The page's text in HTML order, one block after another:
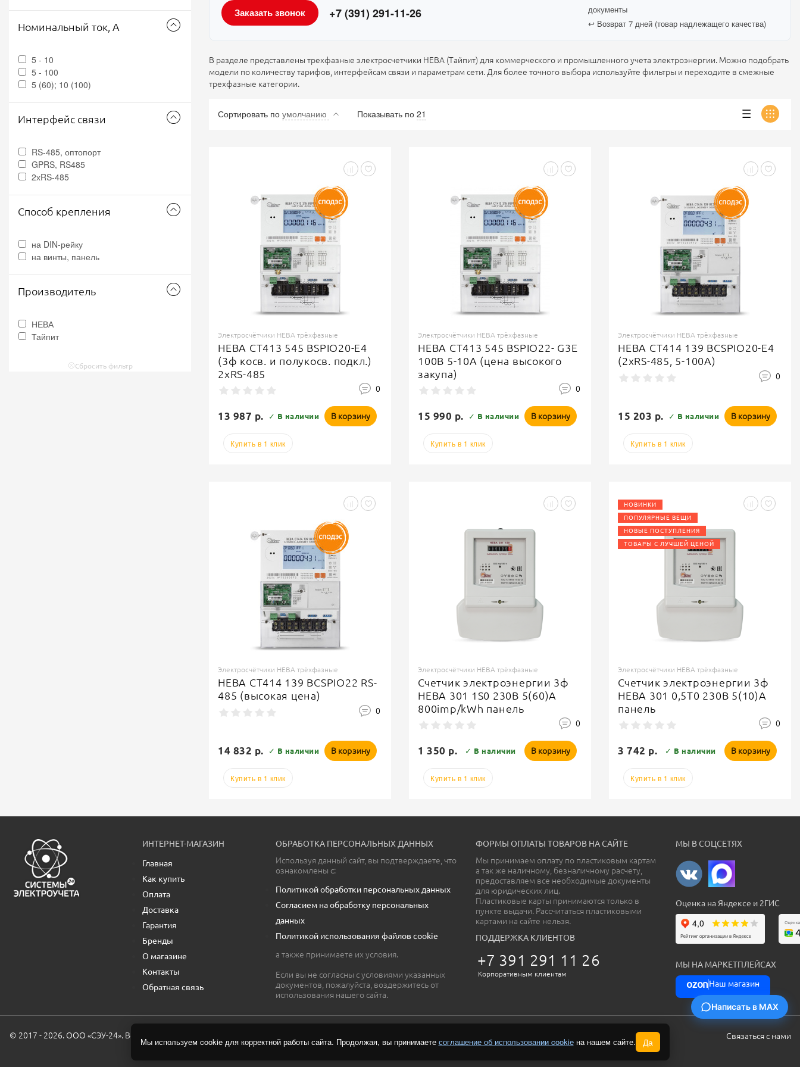
Номинальный ток, А
5 - 10
5 - 100
5 (60); 10 (100)
Интерфейс связи
RS-485, оптопорт
GPRS, RS485
2хRS-485
Способ крепления
на DIN-рейку
на винты, панель
Производитель
НЕВА
Тайпит
Сбросить фильтр
Заказать звонок +7 (391) 291-11-26
документы
↩️ Возврат 7 дней (товар надлежащего качества)
В разделе представлены трехфазные электросчетчики НЕВА (Тайпит) для коммерческого и промышленного учета электроэнергии. Можно подобрать
модели по количеству тарифов, интерфейсам связи и параметрам сети. Для более точного выбора используйте фильтры и переходите в смежные
трехфазные категории.
Сортировать по умолчанию Показывать по 21
Электросчётчики НЕВА трёхфазные
НЕВА СТ413 545 BSPIO20-E4
(3ф косв. и полукосв. подкл.)
2хRS-485
0
13 987 р. ✓ В наличии В корзину
Купить в 1 клик
Электросчётчики НЕВА трёхфазные
НЕВА СТ413 545 BSPIO22- G3E
100В 5-10А (цена высокого
закупа)
0
15 990 р. ✓ В наличии В корзину
Купить в 1 клик
Электросчётчики НЕВА трёхфазные
НЕВА СТ414 139 BCSPIO20-E4
(2хRS-485, 5-100А)
0
15 203 р. ✓ В наличии В корзину
Купить в 1 клик
Электросчётчики НЕВА трёхфазные
НЕВА СТ414 139 BCSPIO22 RS-
485 (высокая цена)
0
14 832 р. ✓ В наличии В корзину
Купить в 1 клик
Электросчётчики НЕВА трёхфазные
Счетчик электроэнергии 3ф
НЕВА 301 1S0 230В 5(60)А
800imp/kWh панель
0
1 350 р. ✓ В наличии В корзину
Купить в 1 клик
НОВИНКИ
ПОПУЛЯРНЫЕ ВЕЩИ
НОВЫЕ ПОСТУПЛЕНИЯ
ТОВАРЫ С ЛУЧШЕЙ ЦЕНОЙ
Электросчётчики НЕВА трёхфазные
Счетчик электроэнергии 3ф
НЕВА 301 0,5Т0 230В 5(10)А
панель
0
3 742 р. ✓ В наличии В корзину
Купить в 1 клик
ИНТЕРНЕТ-МАГАЗИН
Главная
Как купить
Оплата
Доставка
Гарантия
Бренды
О магазине
Контакты
Обратная связь
ОБРАБОТКА ПЕРСОНАЛЬНЫХ ДАННЫХ
Используя данный сайт, вы подтверждаете, что
ознакомлены с:
Политикой обработки персональных данных
Согласием на обработку персональных
данных
Политикой использования файлов cookie
а также принимаете их условия.
Если вы не согласны с условиями указанных
документов, пожалуйста, воздержитесь от
использования нашего сайта.
Мы используем cookie для корректной работы сайта. Продолжая, вы принимаете соглашение об использовании cookieна нашем сайте. Да
ФОРМЫ ОПЛАТЫ ТОВАРОВ НА САЙТЕ
Мы принимаем оплату по пластиковым картам
а так же наличному, безналичному расчету,
предоставляем все необходимые документы
для юридических лиц.
Пластиковые карты принимаются только в
пункте выдачи. Рассчитаться пластиковыми
картами на сайте нельзя.
ПОДДЕРЖКА КЛИЕНТОВ
+7 391 291 11 26
Корпоративным клиентам
МЫ В СОЦСЕТЯХ
Оценка на Яндексе и 2ГИС
МЫ НА МАРКЕТПЛЕЙСАХ
ozonНаш магазин
© 2017 - 2026. ООО «СЭУ-24». Все права защищены. Cвязаться с нами
Написать в MAX